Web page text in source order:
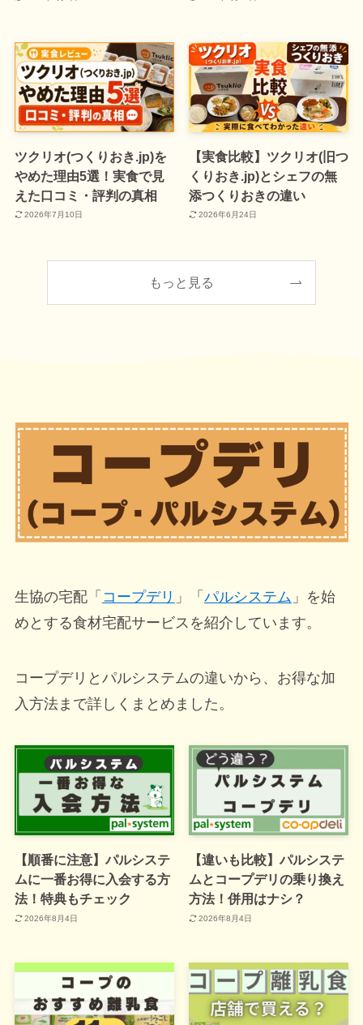
ツクリオ(つくりおき.jp)を
やめた理由5選！実食で見
えた口コミ・評判の真相
2026年7月10日
【実食比較】ツクリオ(旧つ
くりおき.jp)とシェフの無
添つくりおきの違い
2026年6月24日
もっと見る
生協の宅配「 コープデリ 」「 パルシステム 」を始
めとする食材宅配サービスを紹介しています。
コープデリとパルシステムの違いから、お得な加
入方法まで詳しくまとめました。
【順番に注意】パルシステ
ムに一番お得に入会する方
法！特典もチェック
2026年8月4日
【違いも比較】パルシステ
ムとコープデリの乗り換え
方法！併用はナシ？
2026年8月4日